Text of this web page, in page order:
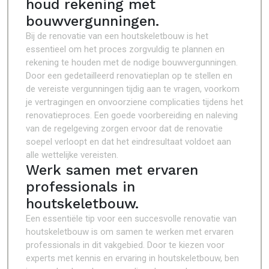
houd rekening met
bouwvergunningen.
Bij de renovatie van een houtskeletbouw is het
essentieel om het proces zorgvuldig te plannen en
rekening te houden met de nodige bouwvergunningen.
Door een gedetailleerd renovatieplan op te stellen en
de vereiste vergunningen tijdig aan te vragen, voorkom
je vertragingen en onvoorziene complicaties tijdens het
renovatieproces. Een goede voorbereiding en naleving
van de regelgeving zorgen ervoor dat de renovatie
soepel verloopt en dat het eindresultaat voldoet aan
alle wettelijke vereisten.
Werk samen met ervaren
professionals in
houtskeletbouw.
Een essentiële tip voor een succesvolle renovatie van
houtskeletbouw is om samen te werken met ervaren
professionals in dit vakgebied. Door te kiezen voor
experts met kennis en ervaring in houtskeletbouw, ben